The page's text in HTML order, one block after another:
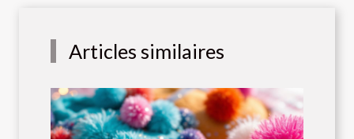
Articles similaires